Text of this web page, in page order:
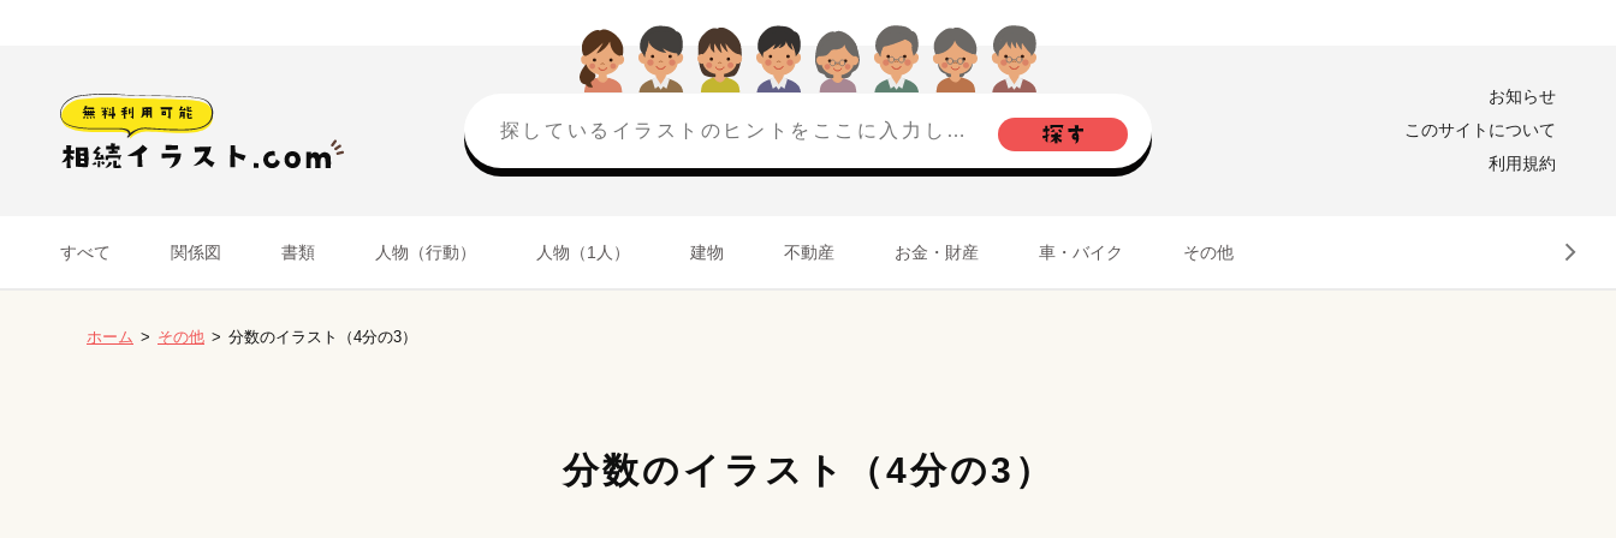
お知らせ
このサイトについて
利用規約
すべて 関係図 書類 人物（行動） 人物（1人） 建物 不動産 お金・財産 車・バイク その他
ホーム その他 分数のイラスト（4分の3）
分数のイラスト（4分の3）